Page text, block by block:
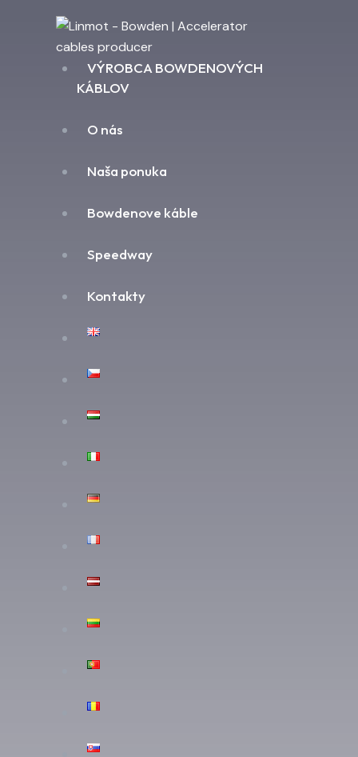
VÝROBCA BOWDENOVÝCH
KÁBLOV
O nás
Naša ponuka
Bowdenove káble
Speedway
Kontakty